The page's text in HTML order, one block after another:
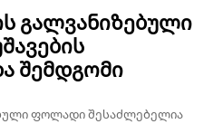
გალვანიზებული
შემდგომი
ფოლადი შესაძლებელია